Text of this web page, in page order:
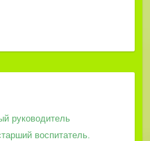
руководитель
воспитатель.